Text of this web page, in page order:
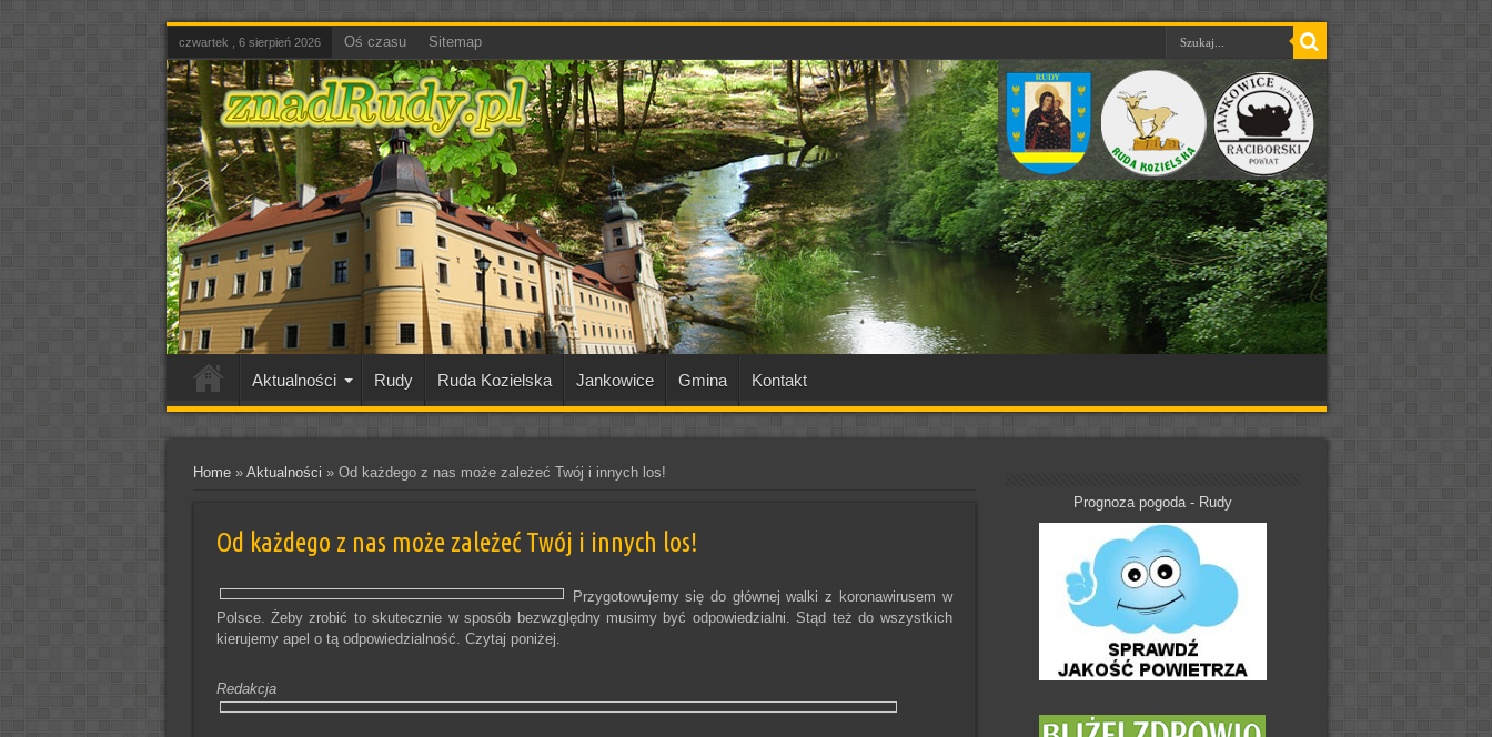
czwartek , 6 sierpień 2026 Oś czasu Sitemap
Aktualności Rudy Ruda Kozielska Jankowice Gmina Kontakt
Home» Aktualności » Od każdego z nas może zależeć Twój i innych los!
Od każdego z nas może zależeć Twój i innych los!
Przygotowujemy się do głównej walki z koronawirusem w
Polsce. Żeby zrobić to skutecznie w sposób bezwzględny musimy być odpowiedzialni. Stąd też do wszystkich
kierujemy apel o tą odpowiedzialność. Czytaj poniżej.
Redakcja
Prognoza pogoda - Rudy